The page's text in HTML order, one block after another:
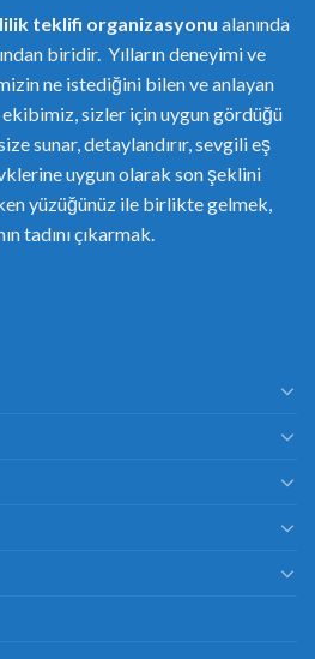
teklifi organizasyonu alanında
biridir. Yılların deneyimi ve
ne istediğini bilen ve anlayan
ekibimiz, sizler için uygun gördüğü
sunar, detaylandırır, sevgili eş
uygun olarak son şeklini
yüzüğünüz ile birlikte gelmek,
tadını çıkarmak.